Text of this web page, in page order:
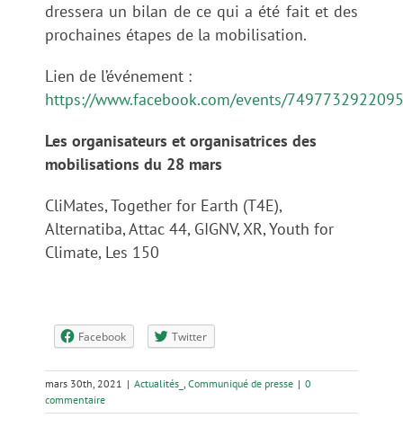
dressera un bilan de ce qui a été fait et des
prochaines étapes de la mobilisation.
Lien de l’événement :
https://www.facebook.com/events/
Les organisateurs et organisatrices des
mobilisations du 28 mars
CliMates, Together for Earth (T4E),
Alternatiba, Attac 44, GIGNV, XR, Youth for
Climate, Les 150
Facebook Twitter
mars 30th, 2021 | Actualités_ , Communiqué de presse | 0
commentaire